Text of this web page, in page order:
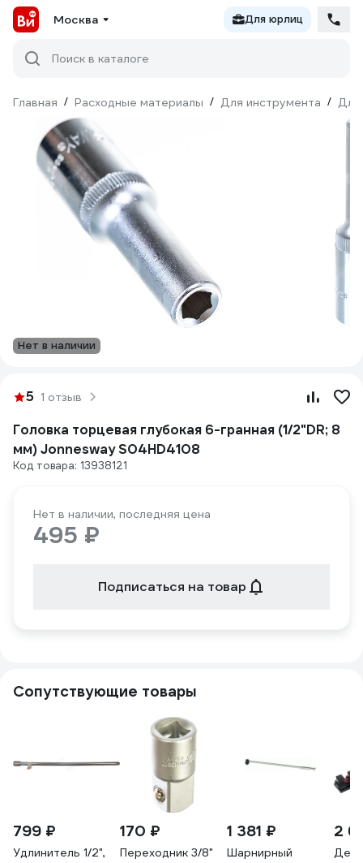
Москва Для юрлиц
Поиск в каталоге
Главная / Расходные материалы / Для инструмента / Для
Нет в наличии
5 1 отзыв
Головка торцевая глубокая 6-гранная (1/2"DR; 8
мм) Jonnesway S04HD4108
Код товара: 13938121
Нет в наличии, последняя цена
495 ₽
Подписаться на товар
Сопутствующие товары
799 ₽
Удлинитель 1/2",
170 ₽
Переходник 3/8"
1 381 ₽
Шарнирный
2